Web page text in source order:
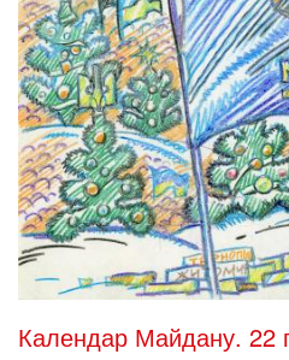
Календар Майдану. 22